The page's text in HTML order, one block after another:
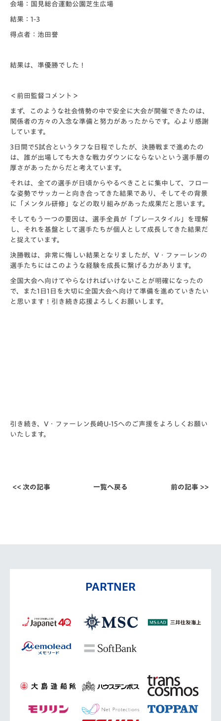
会場：国見総合運動公園芝生広場
結果：1-3
得点者：池田誉
結果は、準優勝でした！
＜前田監督コメント＞
まず、このような社会情勢の中で安全に大会が開催できたのは、
関係者の方々の入念な準備と努力があったからです。心より感謝
しています。
3日間で5試合というタフな日程でしたが、決勝戦まで進めたの
は、誰が出場しても大きな戦力ダウンにならないという選手層の
厚さがあったからだと考えています。
それは、全ての選手が日頃からやるべきことに集中して、フロー
な姿勢でサッカーと向き合ってきた結果であり、そしてその背景
に「メンタル研修」などの取り組みがあった成果だと思います。
そしてもう一つの要因は、選手全員が「プレースタイル」を理解
し、それを基盤として選手たちが個人として成長してきた結果だ
と捉えています。
決勝戦は、非常に悔しい結果となりましたが、V・ファーレンの
選手たちにはこのような経験を成長に繋げる力があります。
全国大会へ向けてやらなければいけないことが明確になったの
で、また1日1日を大切に全国大会へ向けて準備を進めていきたい
と思います！引き続き応援よろしくお願いします。
引き続き、V・ファーレン長崎U-15へのご声援をよろしくお願い
いたします。
<< 次の記事 一覧へ戻る 前の記事 >>
PARTNER